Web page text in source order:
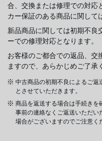
合、交換または修理での対応
カー保証のある商品に関して
新品商品に関しては初期不良
ーでの修理対応となります。
お客様のご都合での返品、交
ますので、あらかじめご了承
中古商品の初期不良によるご返
とさせていただきます。
商品を返送する場合は手続きを
事前の連絡なくご返送いただい
場合がございますのでご注意く